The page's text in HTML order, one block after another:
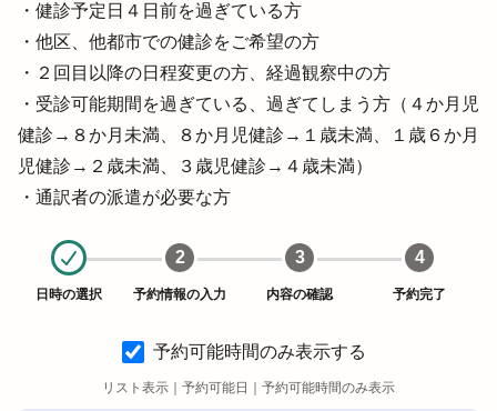
・健診予定日４日前を過ぎている方
・他区、他都市での健診をご希望の方
・２回目以降の日程変更の方、経過観察中の方
・受診可能期間を過ぎている、過ぎてしまう方（４か月児
健診→８か月未満、８か月児健診→１歳未満、１歳６か月
児健診→２歳未満、３歳児健診→４歳未満）
・通訳者の派遣が必要な方
日時の選択
2
予約情報の入力
3
内容の確認
4
予約完了
予約可能時間のみ表示する
リスト表示｜ 予約可能日 予約可能時間のみ表示